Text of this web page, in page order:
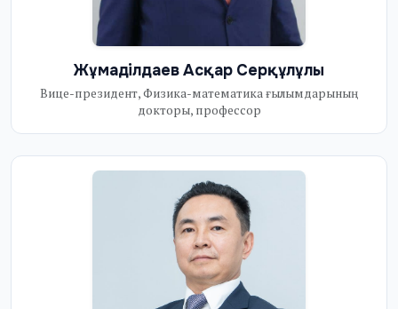
Жұмаділдаев Асқар Серқұлұлы
Вице-президент, Физика-математика ғылымдарының
докторы, профессор